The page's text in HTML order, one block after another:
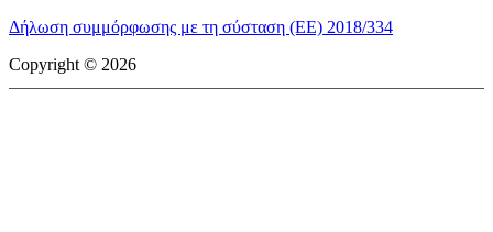
Δήλωση συμμόρφωσης με τη σύσταση (ΕΕ) 2018/334
Copyright © 2026